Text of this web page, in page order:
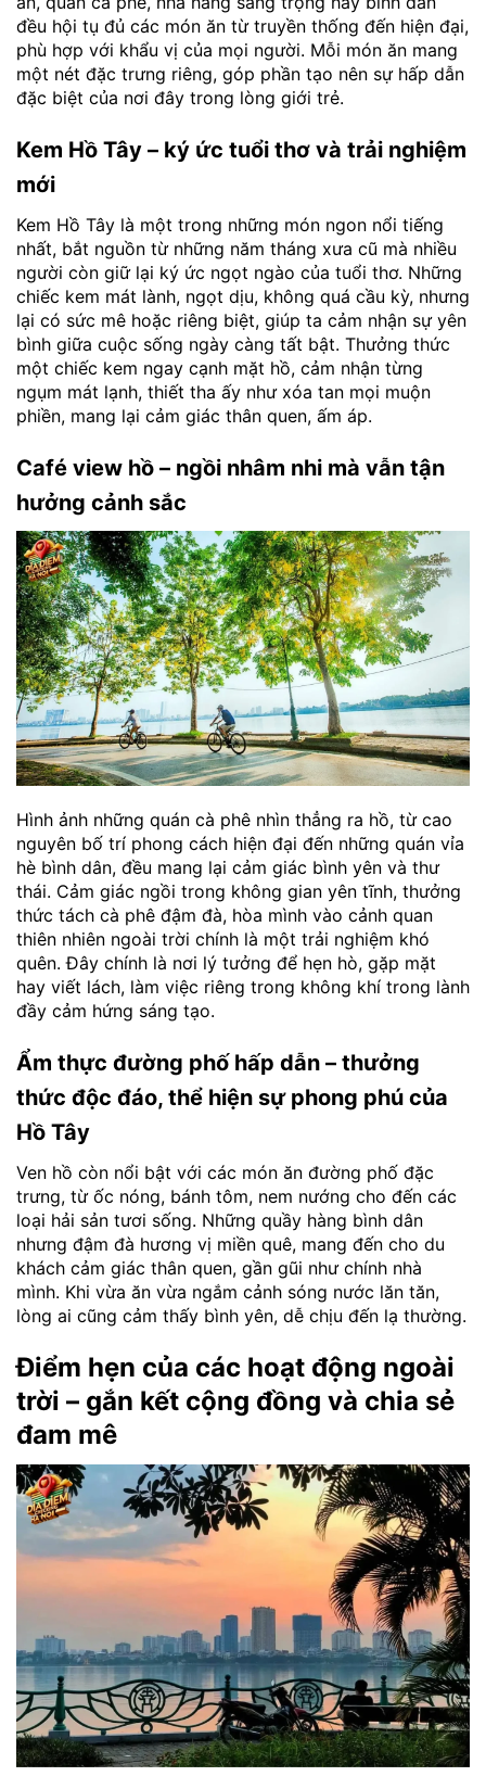
đều hội tụ đủ các món ăn từ truyền thống đến hiện đại,
phù hợp với khẩu vị của mọi người. Mỗi món ăn mang
một nét đặc trưng riêng, góp phần tạo nên sự hấp dẫn
đặc biệt của nơi đây trong lòng giới trẻ.
Kem Hồ Tây – ký ức tuổi thơ và trải nghiệm
mới
Kem Hồ Tây là một trong những món ngon nổi tiếng
nhất, bắt nguồn từ những năm tháng xưa cũ mà nhiều
người còn giữ lại ký ức ngọt ngào của tuổi thơ. Những
chiếc kem mát lành, ngọt dịu, không quá cầu kỳ, nhưng
lại có sức mê hoặc riêng biệt, giúp ta cảm nhận sự yên
bình giữa cuộc sống ngày càng tất bật. Thưởng thức
một chiếc kem ngay cạnh mặt hồ, cảm nhận từng
ngụm mát lạnh, thiết tha ấy như xóa tan mọi muộn
phiền, mang lại cảm giác thân quen, ấm áp.
Café view hồ – ngồi nhâm nhi mà vẫn tận
hưởng cảnh sắc
Hình ảnh những quán cà phê nhìn thẳng ra hồ, từ cao
nguyên bố trí phong cách hiện đại đến những quán vỉa
hè bình dân, đều mang lại cảm giác bình yên và thư
thái. Cảm giác ngồi trong không gian yên tĩnh, thưởng
thức tách cà phê đậm đà, hòa mình vào cảnh quan
thiên nhiên ngoài trời chính là một trải nghiệm khó
quên. Đây chính là nơi lý tưởng để hẹn hò, gặp mặt
hay viết lách, làm việc riêng trong không khí trong lành
đầy cảm hứng sáng tạo.
Ẩm thực đường phố hấp dẫn – thưởng
thức độc đáo, thể hiện sự phong phú của
Hồ Tây
Ven hồ còn nổi bật với các món ăn đường phố đặc
trưng, từ ốc nóng, bánh tôm, nem nướng cho đến các
loại hải sản tươi sống. Những quầy hàng bình dân
nhưng đậm đà hương vị miền quê, mang đến cho du
khách cảm giác thân quen, gần gũi như chính nhà
mình. Khi vừa ăn vừa ngắm cảnh sóng nước lăn tăn,
lòng ai cũng cảm thấy bình yên, dễ chịu đến lạ thường.
Điểm hẹn của các hoạt động ngoài
trời – gắn kết cộng đồng và chia sẻ
đam mê